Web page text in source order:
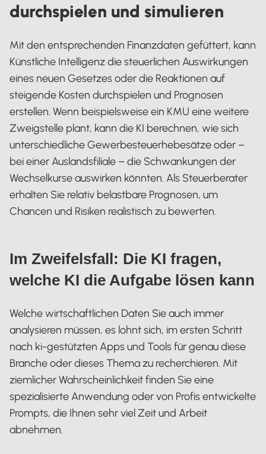
durchspielen und simulieren
Mit den entsprechenden Finanzdaten gefüttert, kann
Künstliche Intelligenz die steuerlichen Auswirkungen
eines neuen Gesetzes oder die Reaktionen auf
steigende Kosten durchspielen und Prognosen
erstellen. Wenn beispielsweise ein KMU eine weitere
Zweigstelle plant, kann die KI berechnen, wie sich
unterschiedliche Gewerbesteuerhebesätze oder –
bei einer Auslandsfiliale – die Schwankungen der
Wechselkurse auswirken könnten. Als Steuerberater
erhalten Sie relativ belastbare Prognosen, um
Chancen und Risiken realistisch zu bewerten.
Im Zweifelsfall: Die KI fragen,
welche KI die Aufgabe lösen kann
Welche wirtschaftlichen Daten Sie auch immer
analysieren müssen, es lohnt sich, im ersten Schritt
nach ki-gestützten Apps und Tools für genau diese
Branche oder dieses Thema zu recherchieren. Mit
ziemlicher Wahrscheinlichkeit finden Sie eine
spezialisierte Anwendung oder von Profis entwickelte
Prompts, die Ihnen sehr viel Zeit und Arbeit
abnehmen.